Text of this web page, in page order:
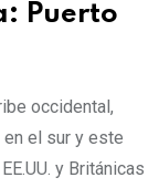
Puerto
occidental,
el sur y este
y Británicas